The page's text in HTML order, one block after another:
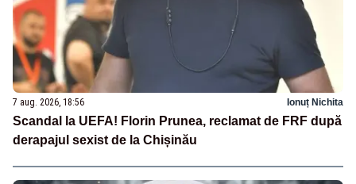
7 aug. 2026, 18:56 Ionuț Nichita
Scandal la UEFA! Florin Prunea, reclamat de FRF după
derapajul sexist de la Chișinău